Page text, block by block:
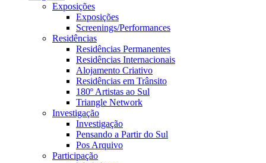
Exposições
Exposições
Screenings/Performances
Residências
Residências Permanentes
Residências Internacionais
Alojamento Criativo
Residências em Trânsito
180º Artistas ao Sul
Triangle Network
Investigação
Investigação
Pensando a Partir do Sul
Pos Arquivo
Participação